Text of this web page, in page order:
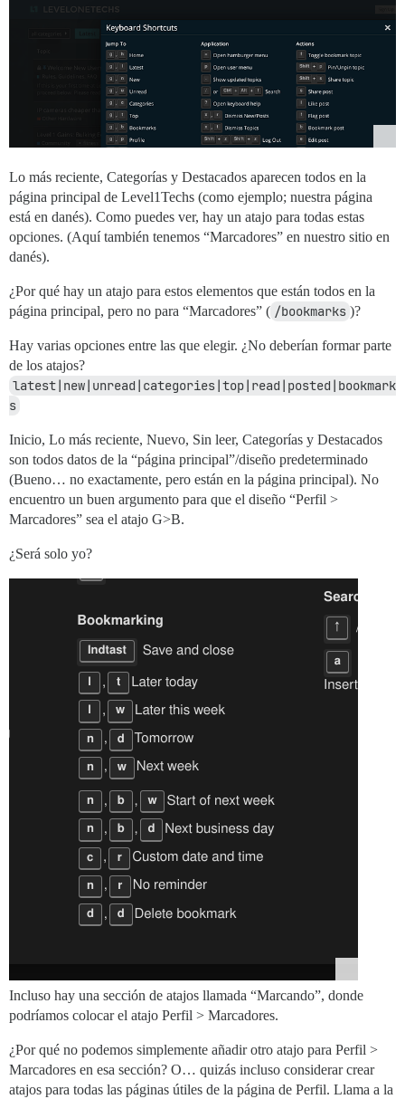
Lo más reciente, Categorías y Destacados aparecen todos en la
página principal de Level1Techs (como ejemplo; nuestra página
está en danés). Como puedes ver, hay un atajo para todas estas
opciones. (Aquí también tenemos “Marcadores” en nuestro sitio en
danés).
¿Por qué hay un atajo para estos elementos que están todos en la
página principal, pero no para “Marcadores” ( /bookmarks )?
Hay varias opciones entre las que elegir. ¿No deberían formar parte
de los atajos?
latest|new|unread|categories|top|read|posted|bookmark
s
Inicio, Lo más reciente, Nuevo, Sin leer, Categorías y Destacados
son todos datos de la “página principal”/diseño predeterminado
(Bueno… no exactamente, pero están en la página principal). No
encuentro un buen argumento para que el diseño “Perfil >
Marcadores” sea el atajo G>B.
¿Será solo yo?
Incluso hay una sección de atajos llamada “Marcando”, donde
podríamos colocar el atajo Perfil > Marcadores.
¿Por qué no podemos simplemente añadir otro atajo para Perfil >
Marcadores en esa sección? O… quizás incluso considerar crear
atajos para todas las páginas útiles de la página de Perfil. Llama a la